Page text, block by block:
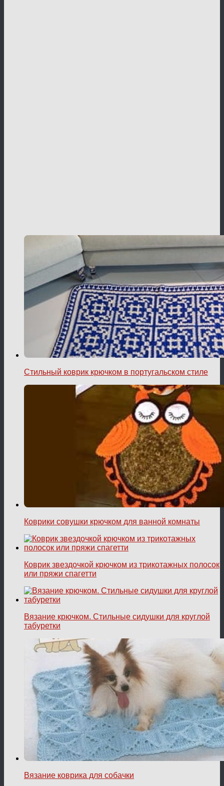
Стильный коврик крючком в португальском стиле
Коврики совушки крючком для ванной комнаты
Коврик звездочкой крючком из трикотажных полосок
или пряжи спагетти
Вязание крючком. Стильные сидушки для круглой
табуретки
Вязание коврика для собачки